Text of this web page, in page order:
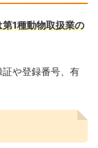
1種動物取扱業の
や登録番号、有